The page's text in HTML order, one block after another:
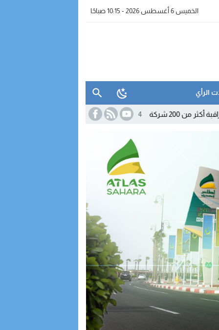
الخميس 6 أغسطس 2026 - 10:15 صباحًا
الرأي
09:54 إنجاز جديد للأمن الوطني.. اعتماد دولي يعزز مكانة الشرطة